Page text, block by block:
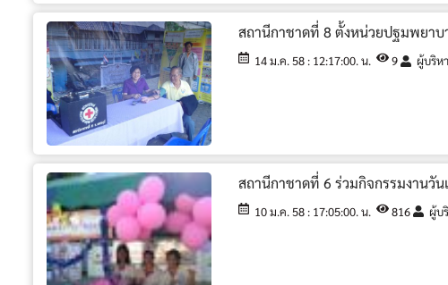
สถานีกาชาดที่ 8 ตั้งหน่วยปฐมพยาบ
14 ม.ค. 58 : 12:17:00. น. 9 ผู้บริหา
สถานีกาชาดที่ 6 ร่วมกิจกรรมงานวั
10 ม.ค. 58 : 17:05:00. น. 816 ผู้บริ